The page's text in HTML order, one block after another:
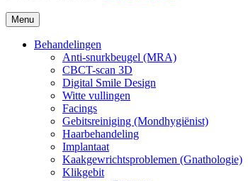
Marina Clinic
Omdat u goed in uw vel mag zitten.
Menu
Behandelingen
Anti-snurkbeugel (MRA)
CBCT-scan 3D
Digital Smile Design
Witte vullingen
Facings
Gebitsreiniging (Mondhygiënist)
Haarbehandeling
Implantaat
Kaakgewrichtsproblemen (Gnathologie)
Klikgebit